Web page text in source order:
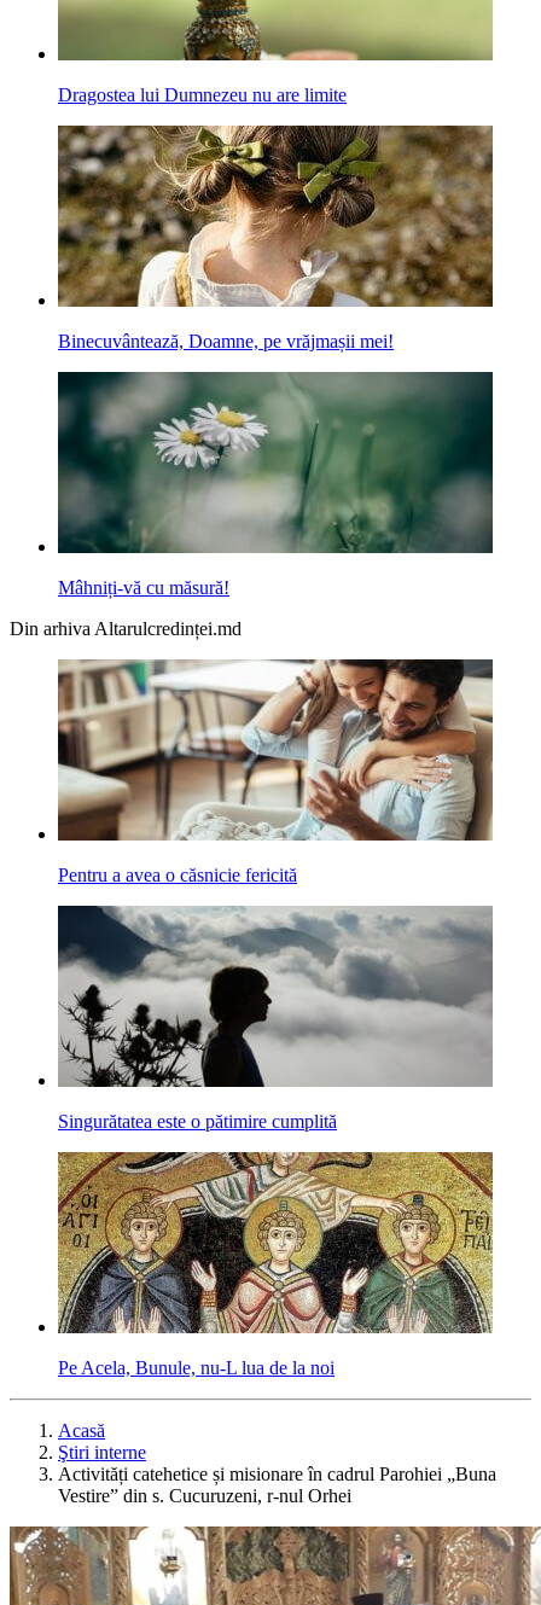
Dragostea lui Dumnezeu nu are limite
Binecuvântează, Doamne, pe vrăjmașii mei!
Mâhniți-vă cu măsură!
Din arhiva Altarulcredinței.md
Pentru a avea o căsnicie fericită
Singurătatea este o pătimire cumplită
Pe Acela, Bunule, nu-L lua de la noi
Acasă
Ştiri interne
Activități catehetice și misionare în cadrul Parohiei „Buna
Vestire” din s. Cucuruzeni, r-nul Orhei